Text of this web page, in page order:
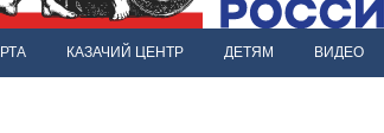
КАЗАЧИЙ ЦЕНТР ДЕТЯМ ВИДЕО